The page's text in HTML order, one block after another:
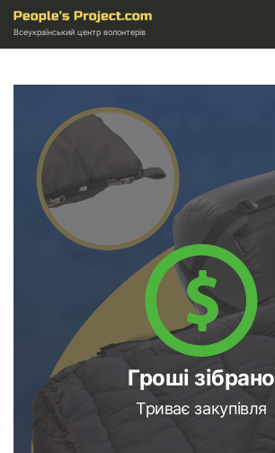
Всеукраїнський центр волонтерів
Гроші зібрано
Триває закупівля